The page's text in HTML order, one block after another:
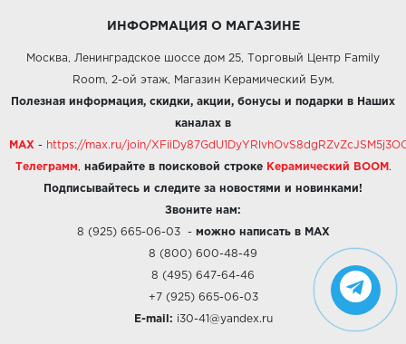
ИНФОРМАЦИЯ О МАГАЗИНЕ
Москва, Ленинградское шоссе дом 25, Торговый Центр Family
Room, 2-ой этаж, Магазин Керамический Бум.
Полезная информация, скидки, акции, бонусы и подарки в Наших
каналах в
MAX - https://max.ru/join/
Телеграмм набирайте в поисковой строке Керамический BOOM .
Подписывайтесь и следите за новостями и новинками!
Звоните нам:
8 (925) 665-06-03- можно написать в MAX
8 (800) 600-48-49
8 (495) 647-64-46
+7 (925) 665-06-03
E-mail: i30-41@yandex.ru